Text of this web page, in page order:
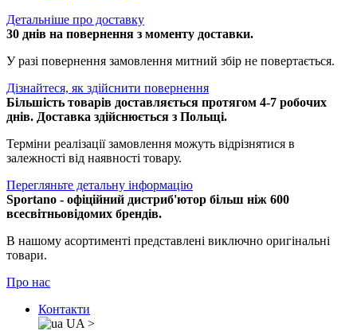
Детальніше про доставку
30 днів на повернення з моменту доставки.
У разі повернення замовлення митний збір не повертається.
Дізнайтеся, як здійснити повернення
Більшість товарів доставляється протягом 4-7 робочих
днів. Доставка здійснюється з Польщі.
Терміни реалізації замовлення можуть відрізнятися в
залежності від наявності товару.
Перегляньте детальну інформацію
Sportano - офіційний дистриб'ютор більш ніж 600
всесвітньовідомих брендів.
В нашому асортименті представлені виключно оригінальні
товари.
Про нас
Контакти
UA >